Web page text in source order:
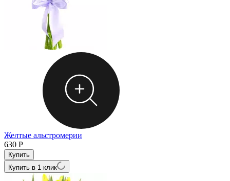
Желтые альстромерии
630 Р
Купить в 1 клик